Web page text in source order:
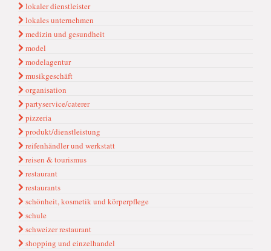
lokaler dienstleister
lokales unternehmen
medizin und gesundheit
model
modelagentur
musikgeschäft
organisation
partyservice/caterer
pizzeria
produkt/dienstleistung
reifenhändler und werkstatt
reisen & tourismus
restaurant
restaurants
schönheit, kosmetik und körperpflege
schule
schweizer restaurant
shopping und einzelhandel